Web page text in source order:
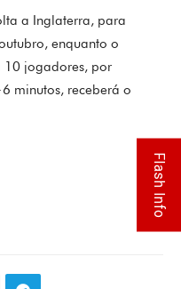
a Inglaterra, para
enquanto o
10 jogadores, por
minutos, receberá o
Flash Info